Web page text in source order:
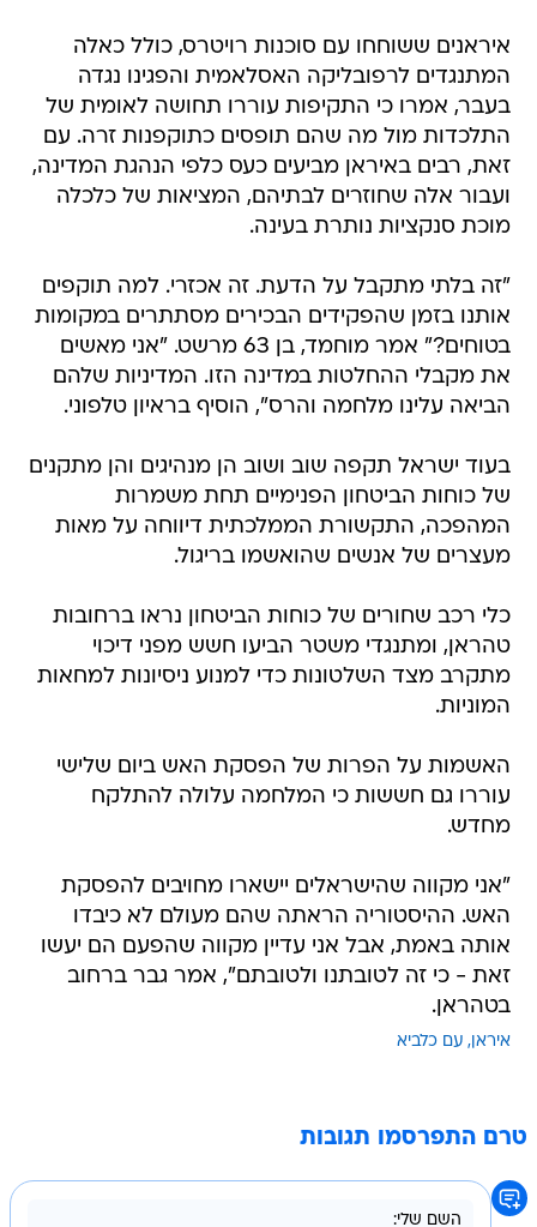
איראנים ששוחחו עם סוכנות רויטרס, כולל כאלה
המתנגדים לרפובליקה האסלאמית והפגינו נגדה
בעבר, אמרו כי התקיפות עוררו תחושה לאומית של
התלכדות מול מה שהם תופסים כתוקפנות זרה. עם
זאת, רבים באיראן מביעים כעס כלפי הנהגת המדינה,
ועבור אלה שחוזרים לבתיהם, המציאות של כלכלה
מוכת סנקציות נותרת בעינה.
"זה בלתי מתקבל על הדעת. זה אכזרי. למה תוקפים
אותנו בזמן שהפקידים הבכירים מסתתרים במקומות
בטוחים?" אמר מוחמד, בן 63 מרשט. "אני מאשים
את מקבלי ההחלטות במדינה הזו. המדיניות שלהם
הביאה עלינו מלחמה והרס", הוסיף בראיון טלפוני.
בעוד ישראל תקפה שוב ושוב הן מנהיגים והן מתקנים
של כוחות הביטחון הפנימיים תחת משמרות
המהפכה, התקשורת הממלכתית דיווחה על מאות
מעצרים של אנשים שהואשמו בריגול.
כלי רכב שחורים של כוחות הביטחון נראו ברחובות
טהראן, ומתנגדי משטר הביעו חשש מפני דיכוי
מתקרב מצד השלטונות כדי למנוע ניסיונות למחאות
המוניות.
האשמות על הפרות של הפסקת האש ביום שלישי
עוררו גם חששות כי המלחמה עלולה להתלקח
מחדש.
"אני מקווה שהישראלים יישארו מחויבים להפסקת
האש. ההיסטוריה הראתה שהם מעולם לא כיבדו
אותה באמת, אבל אני עדיין מקווה שהפעם הם יעשו
זאת - כי זה לטובתנו ולטובתם", אמר גבר ברחוב
בטהראן.
איראן עם כלביא
טרם התפרסמו תגובות